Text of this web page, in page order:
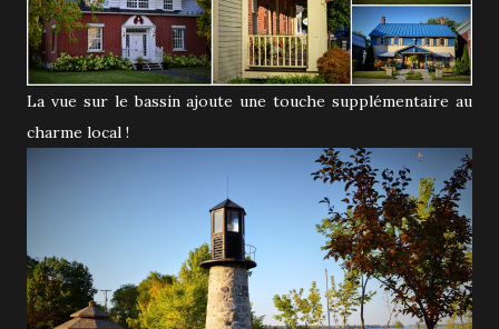
La vue sur le bassin ajoute une touche supplémentaire au
charme local !